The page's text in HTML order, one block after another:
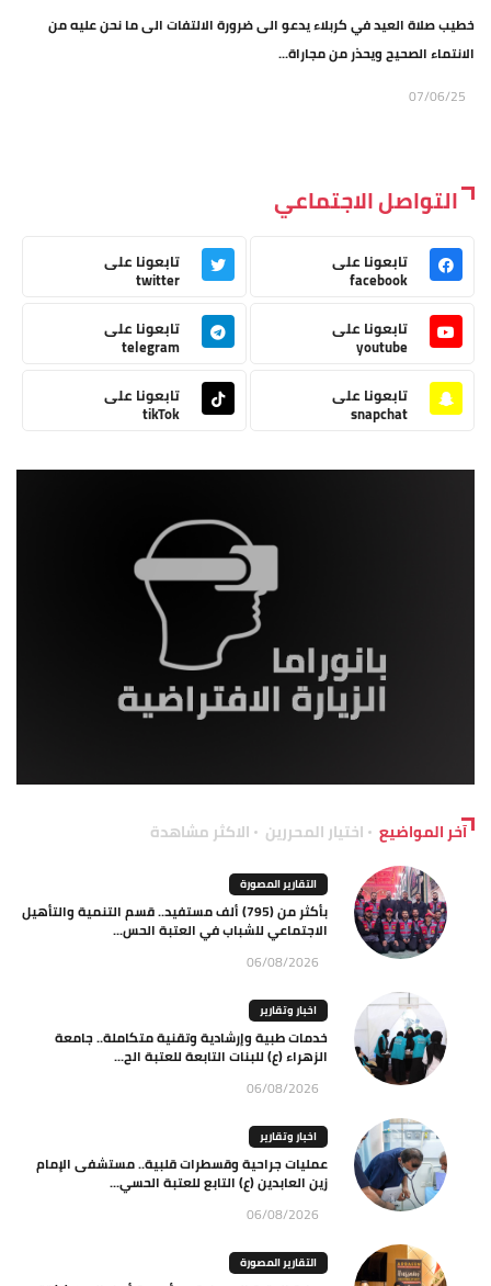
خطيب صلاة العيد في كربلاء يدعو الى ضرورة الالتفات الى ما نحن عليه من
الانتماء الصحيح ويحذر من مجاراة...
07/06/25
التواصل الاجتماعي
تابعونا على
facebook
تابعونا على
twitter
تابعونا على
youtube
تابعونا على
telegram
تابعونا على
snapchat
تابعونا على
tikTok
آخر المواضيع اختيار المحررين الاكثر مشاهدة
التقارير المصورة
بأكثر من (795) ألف مستفيد.. قسم التنمية والتأهيل
الاجتماعي للشباب في العتبة الحس...
06/08/2026
اخبار وتقارير
خدمات طبية وإرشادية وتقنية متكاملة.. جامعة
الزهراء (ع) للبنات التابعة للعتبة الح...
06/08/2026
اخبار وتقارير
عمليات جراحية وقسطرات قلبية.. مستشفى الإمام
زين العابدين (ع) التابع للعتبة الحسي...
06/08/2026
التقارير المصورة